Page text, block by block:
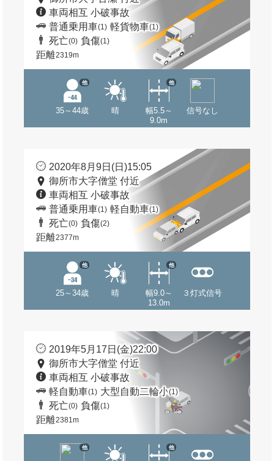
車両相互 小破事故
普通乗用車(1) 軽貨物車(1)
死亡(0) 負傷(1)
距離2319m
35～44歳
他
晴
幅5.5～
9.0m
他
信号なし
2020年8月9日(日)15:05
御所市大字僧堂 付近
車両相互 小破事故
普通乗用車(1) 軽自動車(1)
死亡(0) 負傷(2)
距離2377m
25～34歳
他
晴
幅9.0～
13.0m
他
３灯式信号
2019年5月17日(金)22:00
御所市大字僧堂 付近
車両相互 小破事故
軽自動車(1) 大型自動二輪小(1)
死亡(0) 負傷(1)
距離2381m
他 他